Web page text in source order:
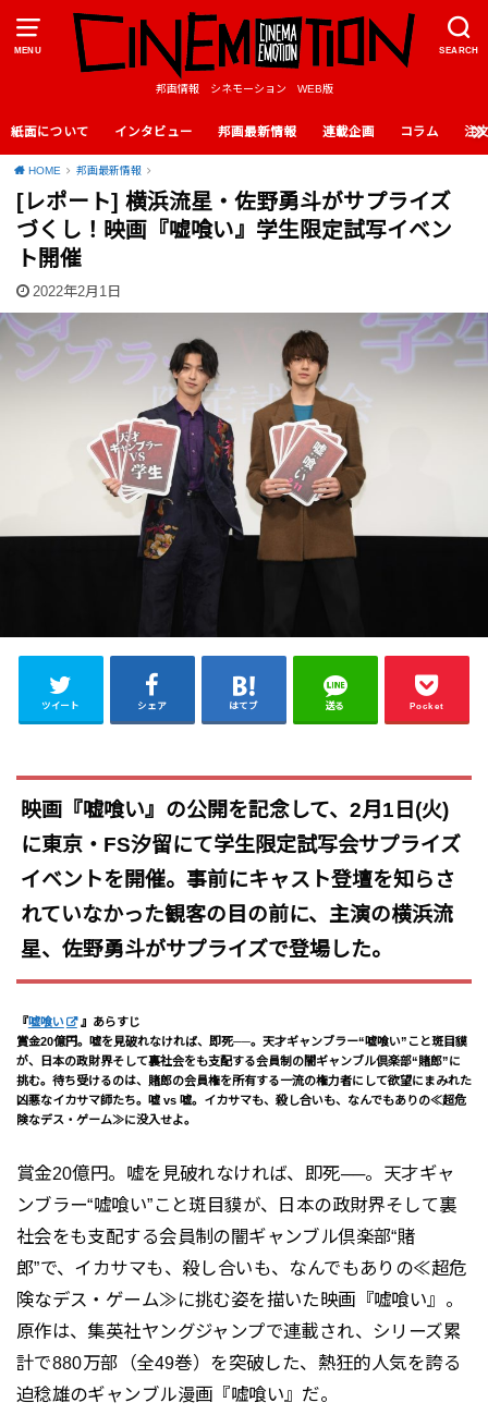
MENU SEARCH
邦画情報 シネモーション WEB版
紙面について インタビュー 邦画最新情報 連載企画 コラム 注
HOME 邦画最新情報
[レポート] 横浜流星・佐野勇斗がサプライズ
づくし！映画『嘘喰い』学生限定試写イベン
ト開催
2022年2月1日
ツイート シェア はてブ 送る Pocket
映画『嘘喰い』の公開を記念して、2月1日(火)
に東京・FS汐留にて学生限定試写会サプライズ
イベントを開催。事前にキャスト登壇を知らさ
れていなかった観客の目の前に、主演の横浜流
星、佐野勇斗がサプライズで登場した。
『嘘喰い
』あらすじ
賞金20億円。嘘を見破れなければ、即死──。天才ギャンブラー“嘘喰い”こと斑目貘
が、日本の政財界そして裏社会をも支配する会員制の闇ギャンブル倶楽部“賭郎”に
挑む。待ち受けるのは、賭郎の会員権を所有する一流の権力者にして欲望にまみれた
凶悪なイカサマ師たち。嘘 vs 嘘。イカサマも、殺し合いも、なんでもありの≪超危
険なデス・ゲーム≫に没入せよ。
賞金20億円。嘘を見破れなければ、即死──。天才ギャ
ンブラー“嘘喰い”こと斑目貘が、日本の政財界そして裏
社会をも支配する会員制の闇ギャンブル倶楽部“賭
郎”で、イカサマも、殺し合いも、なんでもありの≪超危
険なデス・ゲーム≫に挑む姿を描いた映画『嘘喰い』。
原作は、集英社ヤングジャンプで連載され、シリーズ累
計で880万部（全49巻）を突破した、熱狂的人気を誇る
迫稔雄のギャンブル漫画『嘘喰い』だ。